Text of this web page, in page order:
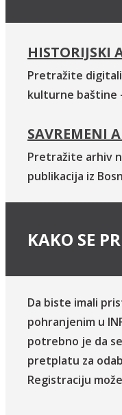
HISTORIJSKI
Pretražite
kulturne baštine
SAVREMENI
Pretražite arhiv
publikacija iz
KAKO SE
Da biste imali
pohranjenim u
potrebno je da
pretplatu za
Registraciju